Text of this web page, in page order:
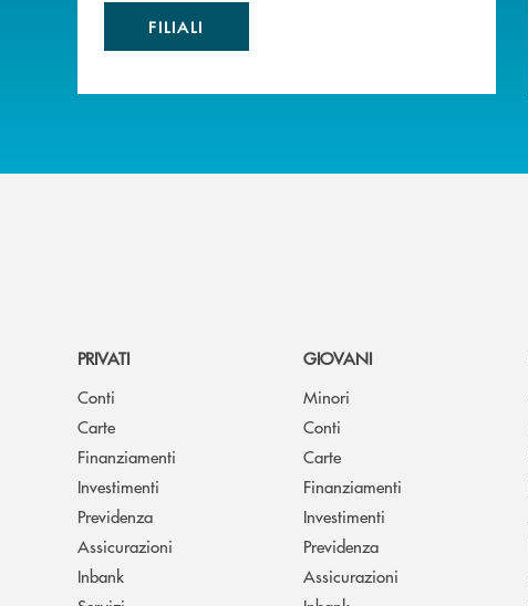
FILIALI
PRIVATI
Conti
Carte
Finanziamenti
Investimenti
Previdenza
Assicurazioni
Inbank
GIOVANI
Minori
Conti
Carte
Finanziamenti
Investimenti
Previdenza
Assicurazioni